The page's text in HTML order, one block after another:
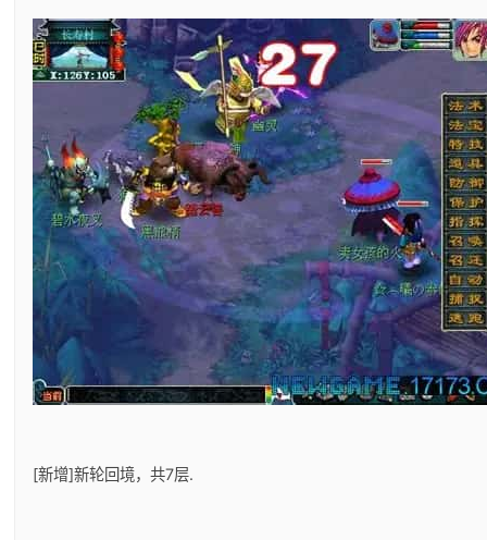
[新增]新轮回境，共7层.